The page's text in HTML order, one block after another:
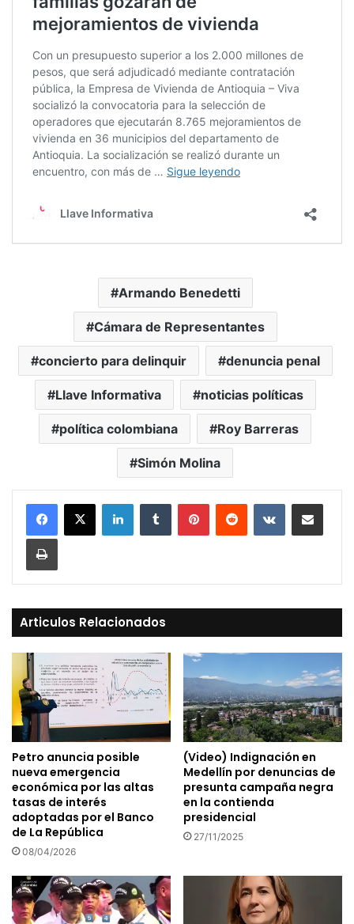
Armando Benedetti
Cámara de Representantes
concierto para delinquir denuncia penal
Llave Informativa noticias políticas
política colombiana Roy Barreras
Simón Molina
LinkedInTumblr PinterestReddit VKontakteCompartir vía Mail
Print
Articulos Relacionados
Petro anuncia posible
nueva emergencia
económica por las altas
tasas de interés
adoptadas por el Banco
de La República
08/04/2026
(Video) Indignación en
Medellín por denuncias de
presunta campaña negra
en la contienda
presidencial
27/11/2025